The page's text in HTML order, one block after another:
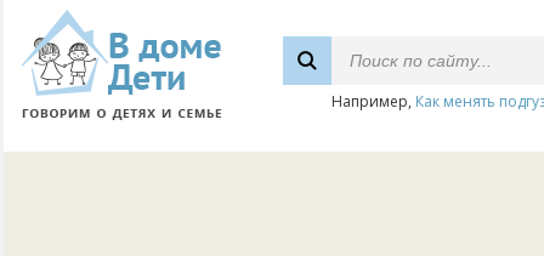
Например, Как менять